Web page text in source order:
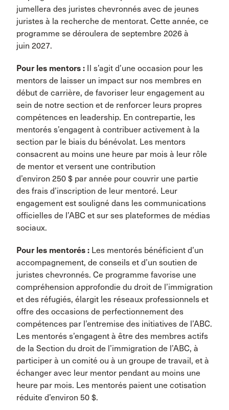
jumellera des juristes chevronnés avec de jeunes
juristes à la recherche de mentorat. Cette année, ce
programme se déroulera de septembre 2026 à
juin 2027.
Pour les mentors : Il s’agit d’une occasion pour les
mentors de laisser un impact sur nos membres en
début de carrière, de favoriser leur engagement au
sein de notre section et de renforcer leurs propres
compétences en leadership. En contrepartie, les
mentorés s’engagent à contribuer activement à la
section par le biais du bénévolat. Les mentors
consacrent au moins une heure par mois à leur rôle
de mentor et versent une contribution
d’environ 250 $ par année pour couvrir une partie
des frais d’inscription de leur mentoré. Leur
engagement est souligné dans les communications
officielles de l’ABC et sur ses plateformes de médias
sociaux.
Pour les mentorés : Les mentorés bénéficient d’un
accompagnement, de conseils et d’un soutien de
juristes chevronnés. Ce programme favorise une
compréhension approfondie du droit de l’immigration
et des réfugiés, élargit les réseaux professionnels et
offre des occasions de perfectionnement des
compétences par l’entremise des initiatives de l’ABC.
Les mentorés s’engagent à être des membres actifs
de la Section du droit de l’immigration de l’ABC, à
participer à un comité ou à un groupe de travail, et à
échanger avec leur mentor pendant au moins une
heure par mois. Les mentorés paient une cotisation
réduite d’environ 50 $.